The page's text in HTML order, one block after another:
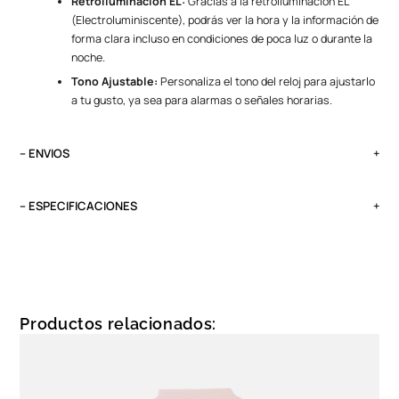
(Electroluminiscente), podrás ver la hora y la información de
forma clara incluso en condiciones de poca luz o durante la
noche.
Tono Ajustable: Personaliza el tono del reloj para ajustarlo
a tu gusto, ya sea para alarmas o señales horarias.
– ENVIOS
2 a 4 días, provincias según destino.
– ESPECIFICACIONES
Pantalla LCD de 13 dígitos
Calendario Automático
Productos relacionados: